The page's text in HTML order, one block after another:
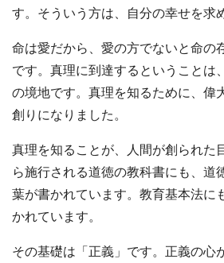
す。そういう方は、自分の幸せを求
命は愛だから、愛の方でないと命の
です。真理に到達するということは
の境地です。真理を知るために、偉
創りになりました。
真理を知ることが、人間が創られた
ら施行される道徳の教科書にも、道
葉が書かれています。教育基本法に
かれています。
その基礎は「正義」です。正義の心